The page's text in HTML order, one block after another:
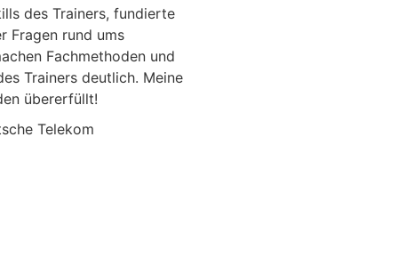
des Trainers, fundierte
Fragen rund ums
Fachmethoden und
Trainers deutlich. Meine
übererfüllt!
Telekom